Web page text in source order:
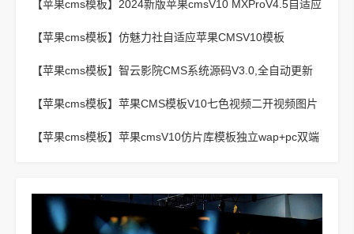
【苹果cms模板】 2024新版苹果cmsV10 MXProV4.5自适应
【苹果cms模板】 仿魅力社自适应苹果CMSV10模板
【苹果cms模板】 智云影院CMS系统源码V3.0,全自动更新
【苹果cms模板】 苹果CMS模板V10七色视频二开视频图片
【苹果cms模板】 苹果cmsV10仿片库模板独立wap+pc双端